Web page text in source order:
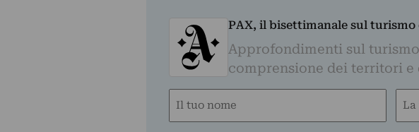
PAX, il bisettimanale sul
Approfondimenti sul
comprensione dei territori e
Nome